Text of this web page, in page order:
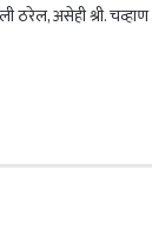
ठरेल, असेही श्री.